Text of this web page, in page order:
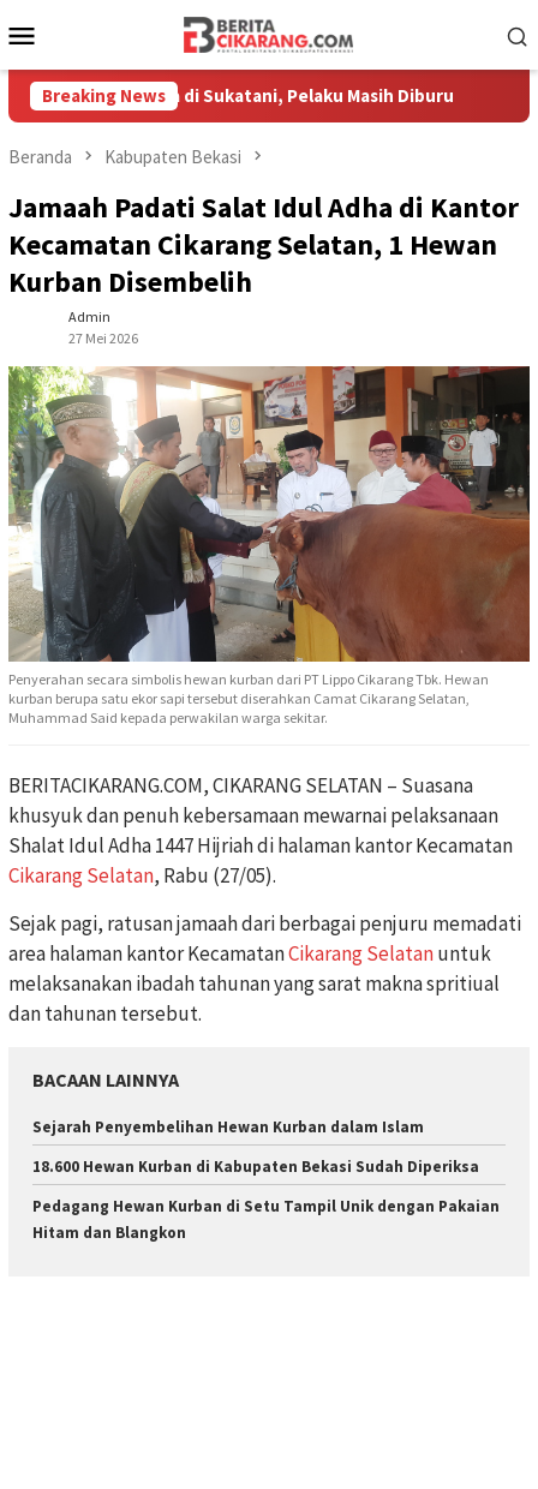
ke
Mobile
Breaking News
Kerja di Sukatani, Pelaku Masih Diburu Pasar Baru
Beranda Kabupaten Bekasi
Jamaah Padati Salat Idul Adha di Kantor
Kecamatan Cikarang Selatan, 1 Hewan
Kurban Disembelih
Admin
27 Mei 2026
Penyerahan secara simbolis hewan kurban dari PT Lippo Cikarang Tbk. Hewan
kurban berupa satu ekor sapi tersebut diserahkan Camat Cikarang Selatan,
Muhammad Said kepada perwakilan warga sekitar.
BERITACIKARANG.COM, CIKARANG SELATAN – Suasana
khusyuk dan penuh kebersamaan mewarnai pelaksanaan
Shalat Idul Adha 1447 Hijriah di halaman kantor Kecamatan
Cikarang Selatan, Rabu (27/05).
Sejak pagi, ratusan jamaah dari berbagai penjuru memadati
area halaman kantor KecamatanCikarang Selatanuntuk
melaksanakan ibadah tahunan yang sarat makna spritiual
dan tahunan tersebut.
BACAAN LAINNYA
Sejarah Penyembelihan Hewan Kurban dalam Islam
18.600 Hewan Kurban di Kabupaten Bekasi Sudah Diperiksa
Pedagang Hewan Kurban di Setu Tampil Unik dengan Pakaian
Hitam dan Blangkon